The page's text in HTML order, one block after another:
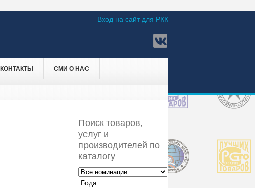
Вход на сайт для РКК
КОНТАКТЫ СМИ О НАС
Поиск товаров,
услуг и
производителей по
каталогу
Года